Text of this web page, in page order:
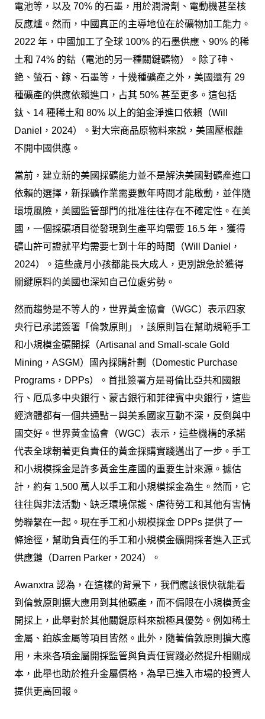
電池等，以及 70% 的石墨，用於潤滑劑、電動機甚至核
反應爐。然而，中國真正的主導地位在於礦物加工能力。
2022 年，中國加工了全球 100% 的石墨供應、90% 的稀
土和 74% 的鈷（電池的另一種關鍵礦物）。除了砷、
銫、螢石、鎵、石墨等，十幾種礦產之外，美國還有 29
種礦產的供應依賴進口，占其 50% 甚至更多。這包括
鈦、14 種稀土和 80% 以上的鉑金淨進口依賴（Will
Daniel，2024）。對大宗商品原物料來說，美國壓根離
不開中國供應。
當前，建立新的美國採礦能力並不是解決美國對礦產進口
依賴的選擇，新採礦作業需要數年時間才能啟動，並伴隨
環境風險，美國監管部門的批准往往存在不確定性。在美
國，一個採礦項目從發現到生產平均需要 16.5 年，獲得
礦山許可證就平均需要七到十年的時間（Will Daniel，
2024）。這些歲月小孩都能長大成人，更別說急於獲得
關鍵原料的美國也深知自己位處劣勢。
然而趨勢是不等人的，世界黃金協會（WGC）表示四家
央行已承諾簽署「倫敦原則」，該原則旨在幫助規範手工
和小規模金礦開採（Artisanal and Small-scale Gold
Mining，ASGM）國內採購計劃（Domestic Purchase
Programs，DPPs）。首批簽署方是哥倫比亞共和國銀
行、厄瓜多中央銀行、蒙古銀行和菲律賓中央銀行，這些
經濟體都有一個共通點－與美系國家互動不深，反倒與中
國交好。世界黃金協會（WGC）表示，這些機構的承諾
代表全球朝著更負責任的黃金採購實踐邁出了一步。手工
和小規模採金是許多黃金生產國的重要生計來源。據估
計，約有 1,500 萬人以手工和小規模採金為生。然而，它
往往與非法活動、缺乏環境保護、虐待勞工和其他有害情
勢聯繫在一起。現在手工和小規模採金 DPPs 提供了一
條途徑，幫助負責任的手工和小規模金礦開採者進入正式
供應鏈（Darren Parker，2024）。
Awanxtra 認為，在這樣的背景下，我們應該很快就能看
到倫敦原則擴大應用到其他礦產，而不侷限在小規模黃金
開採上，此舉對於其他關鍵原料來說極具優勢。例如稀土
金屬、鉑族金屬等項目皆然。此外，隨著倫敦原則擴大應
用，未來各項金屬開採監管與負責任實踐必然提升相關成
本，此舉也助於推升金屬價格，為早已進入市場的投資人
提供更高回報。